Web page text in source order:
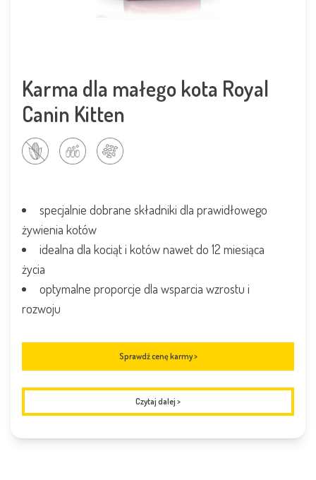
Karma dla małego kota Royal
Canin Kitten
specjalnie dobrane składniki dla prawidłowego
żywienia kotów
idealna dla kociąt i kotów nawet do 12 miesiąca
życia
optymalne proporcje dla wsparcia wzrostu i
rozwoju
Sprawdź cenę karmy >
Czytaj dalej >